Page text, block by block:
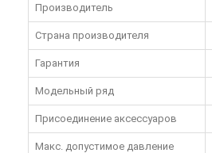
Производитель
Страна производителя
Гарантия
Модельный ряд
Присоединение аксессуаров
Макс. допустимое давление